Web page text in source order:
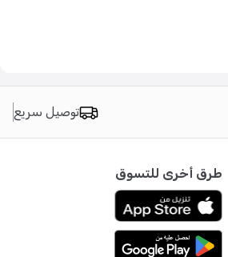
توصيل سريع
طرق أخرى للتسوق